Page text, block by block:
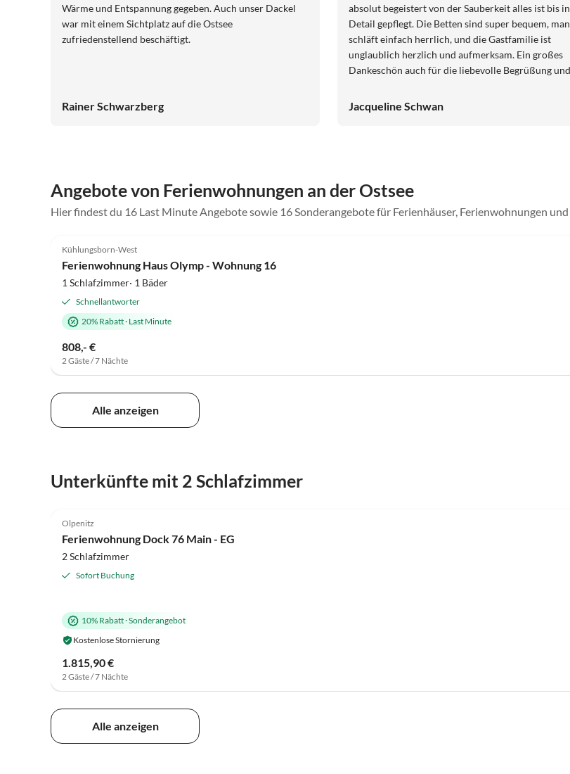
Wärme und Entspannung gegeben. Auch unser Dackel
war mit einem Sichtplatz auf die Ostsee
zufriedenstellend beschäftigt.
Rainer Schwarzberg
absolut begeistert von der Sauberkeit alles ist bis
Detail gepflegt. Die Betten sind super bequem, man
schläft einfach herrlich, und die Gastfamilie ist
unglaublich herzlich und aufmerksam. Ein großes
Dankeschön auch für die liebevolle Begrüßung
Schmunzeln gebracht haben. Wir freuen uns schon auf
ein Wiedersehen.
Jacqueline Schwan
Angebote von Ferienwohnungen an der Ostsee
Hier findest du 16 Last Minute Angebote sowie 16 Sonderangebote für Ferienhäuser, Ferienwohnungen
Kühlungsborn-West
Ferienwohnung Haus Olymp - Wohnung 16
1 Schlafzimmer· 1 Bäder
Schnellantworter
20% Rabatt· Last Minute
808,- €
2 Gäste / 7 Nächte
Alle anzeigen
Unterkünfte mit 2 Schlafzimmer
Olpenitz
Ferienwohnung Dock 76 Main - EG
2 Schlafzimmer
Sofort Buchung
10% Rabatt·Sonderangebot
Kostenlose Stornierung
1.815,90 €
2 Gäste / 7 Nächte
Alle anzeigen